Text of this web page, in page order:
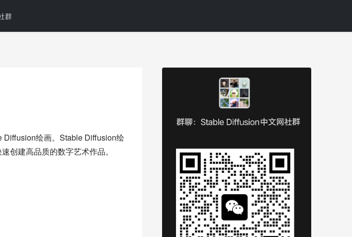
群
绘画。Stable Diffusion绘
创建高品质的数字艺术作品。